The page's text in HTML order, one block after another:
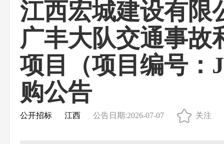
江西宏城建设有限
广丰大队交通事故
项目（项目编号：
购公告
公开招标 江西 公告日期:2026-07-07 关注